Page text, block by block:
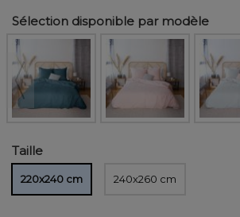
Sélection disponible par modèle
Taille
220x240 cm 240x260 cm